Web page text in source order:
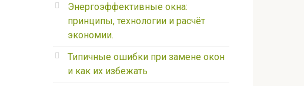
Энергоэффективные окна:
принципы, технологии и расчёт
экономии.
Типичные ошибки при замене окон
и как их избежать